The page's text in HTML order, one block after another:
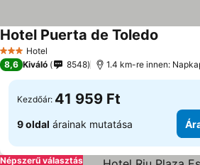
3 Kategória
Hotel
Hotel Puerta de Toledo
8,6 Kiváló 8548 1.4 km-re innen:
Kezdőár: 41 959 Ft
9 oldal árainak mutatása
Népszerű választás